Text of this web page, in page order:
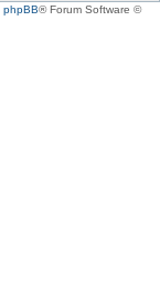
phpBB® Forum Software ©